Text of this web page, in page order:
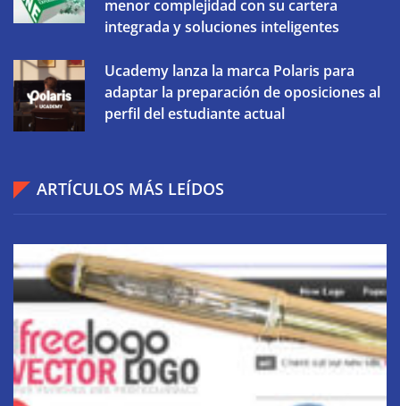
menor complejidad con su cartera
integrada y soluciones inteligentes
Ucademy lanza la marca Polaris para
adaptar la preparación de oposiciones al
perfil del estudiante actual
ARTÍCULOS MÁS LEÍDOS